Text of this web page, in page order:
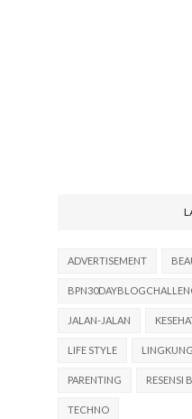
ADVERTISEMENT
JALAN-JALAN
LIFE STYLE
PARENTING RESENSI
TECHNO